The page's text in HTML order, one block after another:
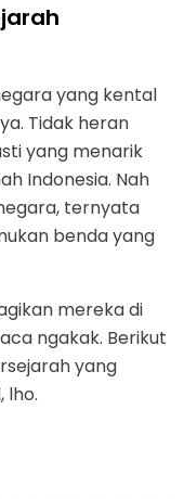
yang kental
Tidak heran
yang menarik
Indonesia. Nah
ternyata
benda yang
mereka di
ngakak. Berikut
yang
lho.